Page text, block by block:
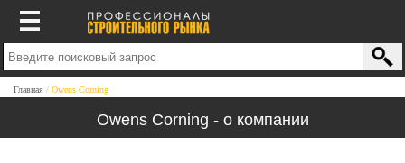
Главная Owens Corning
Owens Corning - о компании